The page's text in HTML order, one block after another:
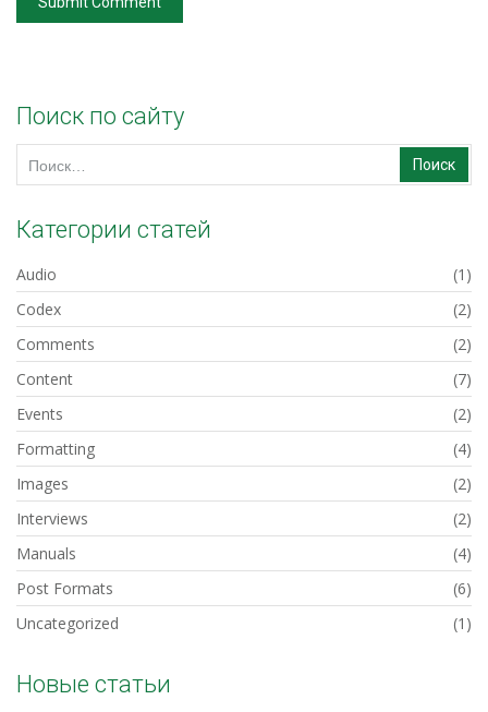
Поиск по сайту
Категории статей
Audio
(1)
Codex
(2)
Comments
(2)
Content
(7)
Events
(2)
Formatting
(4)
Images
(2)
Interviews
(2)
Manuals
(4)
Post Formats
(6)
Uncategorized
(1)
Новые статьи